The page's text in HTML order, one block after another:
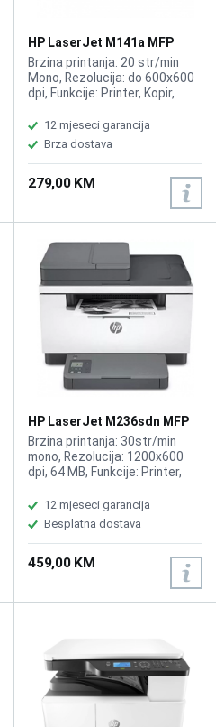
HP LaserJet M141a MFP
Printer 7MD73A
Brzina printanja: 20 str/min
Mono, Rezolucija: do 600x600
dpi, Funkcije: Printer, Kopir,
toner 150A W1500A, BLACK
12 mjeseci garancija
Brza dostava
279,00 KM
HP LaserJet M236sdn MFP
printer 9YG08A
Brzina printanja: 30str/min
mono, Rezolucija: 1200x600
dpi, 64 MB, Funkcije: Printer,
Kompatibilno sa HP toner
W1360A Black 136A
12 mjeseci garancija
Besplatna dostava
459,00 KM